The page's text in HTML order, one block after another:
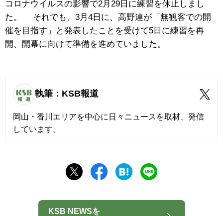
コロナウイルスの影響で2月29日に練習を休止しまし
た。 それでも、3月4日に、高野連が「無観客での開
催を目指す」と発表したことを受けて5日に練習を再
開、開幕に向けて準備を進めていました。
執筆：KSB報道
岡山・香川エリアを中心に日々ニュースを取材、発信
しています。
KSB NEWSを